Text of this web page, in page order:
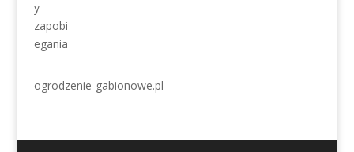
ogrodzenie-gabionowe.pl